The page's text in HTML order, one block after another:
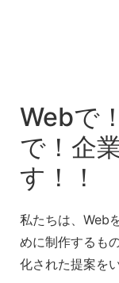
Webで
で！企
す！！
私たちは、Web
めに制作するも
化された提案を